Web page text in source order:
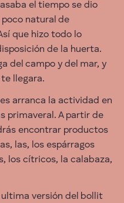
el tiempo se dio
natural de
que hizo todo lo
de la huerta.
del campo y del mar, y
llegara.
arranca la actividad en
primaveral. A partir de
encontrar productos
las, los espárragos
los cítricos, la calabaza,
versión del bollit